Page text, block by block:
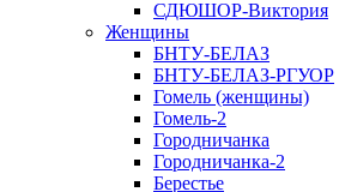
СДЮШОР-Виктория
Женщины
БНТУ-БЕЛАЗ
БНТУ-БЕЛАЗ-РГУОР
Гомель (женщины)
Гомель-2
Городничанка
Городничанка-2
Берестье